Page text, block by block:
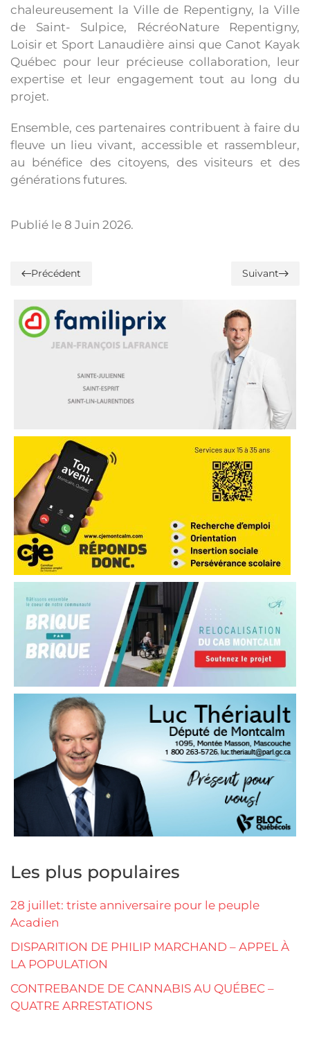
chaleureusement la Ville de Repentigny, la Ville
de Saint- Sulpice, RécréoNature Repentigny,
Loisir et Sport Lanaudière ainsi que Canot Kayak
Québec pour leur précieuse collaboration, leur
expertise et leur engagement tout au long du
projet.
Ensemble, ces partenaires contribuent à faire du
fleuve un lieu vivant, accessible et rassembleur,
au bénéfice des citoyens, des visiteurs et des
générations futures.
Publié le 8 Juin 2026.
Précédent Suivant
Les plus populaires
28 juillet: triste anniversaire pour le peuple
Acadien
DISPARITION DE PHILIP MARCHAND – APPEL À
LA POPULATION
CONTREBANDE DE CANNABIS AU QUÉBEC –
QUATRE ARRESTATIONS